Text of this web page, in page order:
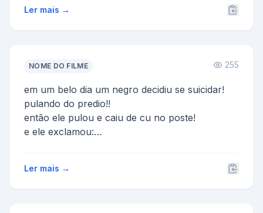
Ler mais →
NOME DO FILME 255
em um belo dia um negro decidiu se suicidar!
pulando do predio!!
então ele pulou e caiu de cu no poste!
e ele exclamou:
Ler mais →